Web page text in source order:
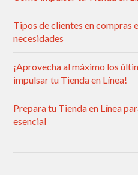
Tipos de clientes en compras
necesidades
¡Aprovecha al máximo los
impulsar tu Tienda en Línea!
Prepara tu Tienda en Línea
esencial